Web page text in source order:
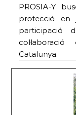
PROSIA-Y
protecció
participació
Catalunya.